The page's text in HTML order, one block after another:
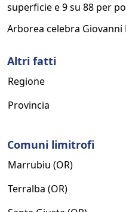
superficie e 9 su 88 per
Arborea celebra
Altri fatti
Regione
Provincia
Comuni limitrofi
Marrubiu (OR)
Terralba (OR)